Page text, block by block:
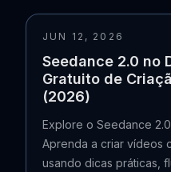
JUN 12, 2026
Seedance 2.0 no
Gratuito de
(2026)
Explore o Seedance
Aprenda a criar vídeos
usando dicas práticas,